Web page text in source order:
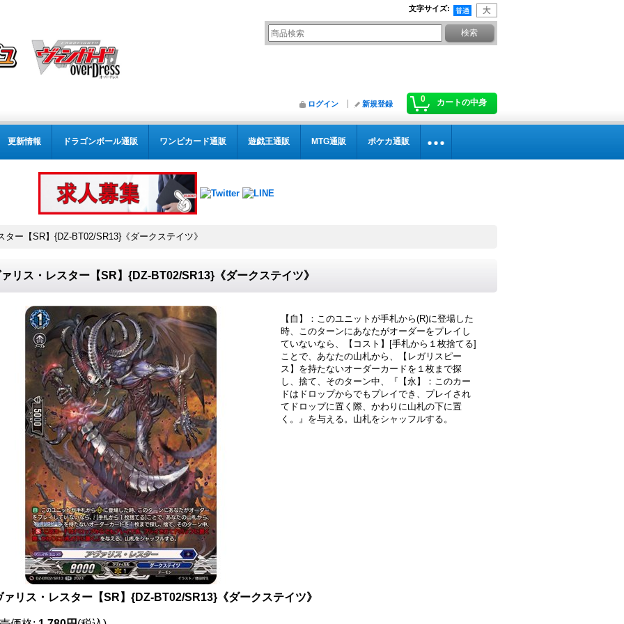
文字サイズ:
0 カートの中身
ログイン 新規登録
更新情報 ドラゴンボール通販 ワンピカード通販 遊戯王通販 MTG通販 ポケカ通販
ター【SR】{DZ-BT02/SR13}《ダークステイツ》
リス・レスター【SR】{DZ-BT02/SR13}《ダークステイツ》
【自】：このユニットが手札から(R)に登場した
時、このターンにあなたがオーダーをプレイし
ていないなら、【コスト】[手札から１枚捨てる]
ことで、あなたの山札から、【レガリスピー
ス】を持たないオーダーカードを１枚まで探
し、捨て、そのターン中、『【永】：このカー
ドはドロップからでもプレイでき、プレイされ
てドロップに置く際、かわりに山札の下に置
く。』を与える。山札をシャッフルする。
ァリス・レスター【SR】{DZ-BT02/SR13}《ダークステイツ》